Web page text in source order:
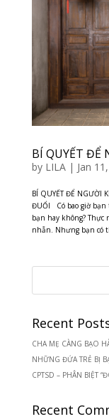
BÍ QUYẾT ĐỂ
by LILA| Jan
BÍ QUYẾT ĐỂ NGƯỜI
ĐUỔI Có bao giờ bạn
bạn hay không? Thực
nhẫn. Nhưng bạn có
Recent
CHA MẸ CÀNG BẠO
NHỮNG ĐỨA TRẺ BỊ
CPTSD – PHÂN BIỆT
Recent